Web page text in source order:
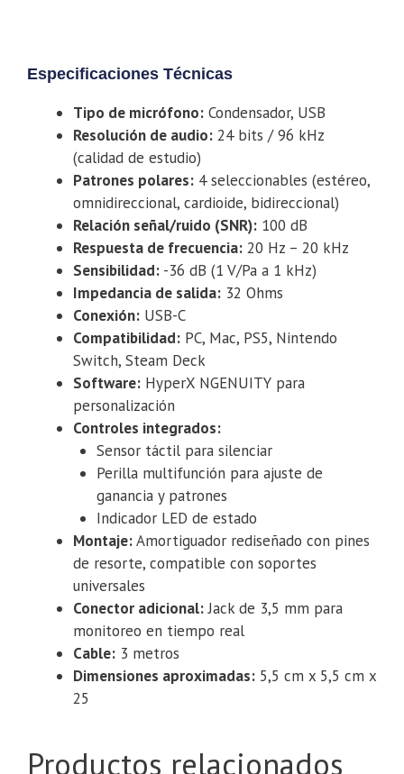
Especificaciones Técnicas
Tipo de micrófono: Condensador, USB
Resolución de audio: 24 bits / 96 kHz
(calidad de estudio)
Patrones polares: 4 seleccionables (estéreo,
omnidireccional, cardioide, bidireccional)
Relación señal/ruido (SNR): 100 dB
Respuesta de frecuencia: 20 Hz – 20 kHz
Sensibilidad: -36 dB (1 V/Pa a 1 kHz)
Impedancia de salida: 32 Ohms
Conexión: USB-C
Compatibilidad: PC, Mac, PS5, Nintendo
Switch, Steam Deck
Software: HyperX NGENUITY para
personalización
Controles integrados:
Sensor táctil para silenciar
Perilla multifunción para ajuste de
ganancia y patrones
Indicador LED de estado
Montaje:Amortiguador rediseñado con pines
de resorte, compatible con soportes
universales
Conector adicional:Jack de 3,5 mm para
monitoreo en tiempo real
Cable: 3 metros
Dimensiones aproximadas: 5,5 cm x 5,5 cm x
25
Productos relacionados